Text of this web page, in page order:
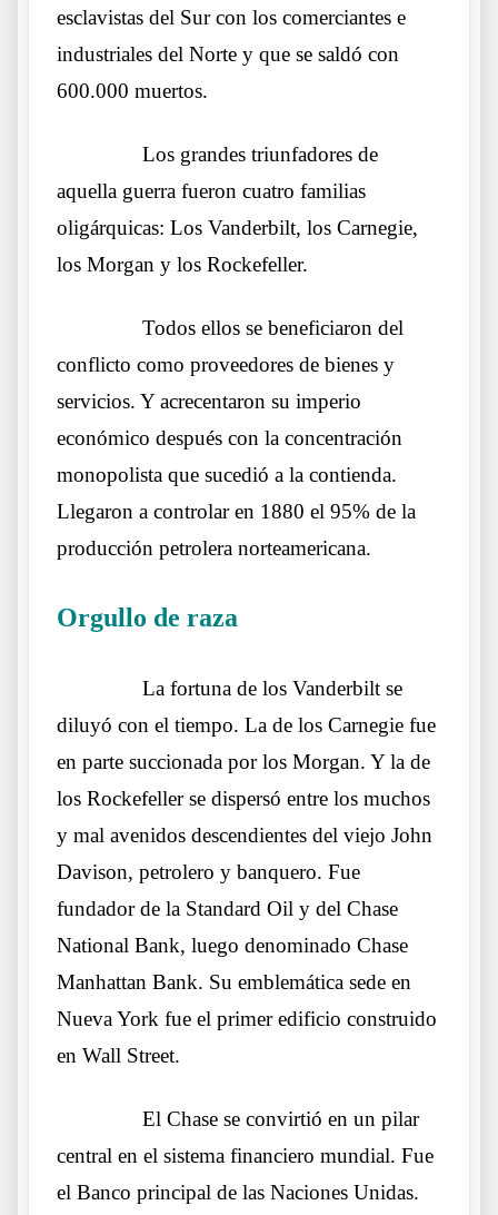
esclavistas del Sur con los comerciantes e
industriales del Norte y que se saldó con
600.000 muertos.
Los grandes triunfadores de
aquella guerra fueron cuatro familias
oligárquicas: Los Vanderbilt, los Carnegie,
los Morgan y los Rockefeller.
Todos ellos se beneficiaron del
conflicto como proveedores de bienes y
servicios. Y acrecentaron su imperio
económico después con la concentración
monopolista que sucedió a la contienda.
Llegaron a controlar en 1880 el 95% de la
producción petrolera norteamericana.
Orgullo de raza
La fortuna de los Vanderbilt se
diluyó con el tiempo. La de los Carnegie fue
en parte succionada por los Morgan. Y la de
los Rockefeller se dispersó entre los muchos
y mal avenidos descendientes del viejo John
Davison, petrolero y banquero. Fue
fundador de la Standard Oil y del Chase
National Bank, luego denominado Chase
Manhattan Bank. Su emblemática sede en
Nueva York fue el primer edificio construido
en Wall Street.
El Chase se convirtió en un pilar
central en el sistema financiero mundial. Fue
el Banco principal de las Naciones Unidas.